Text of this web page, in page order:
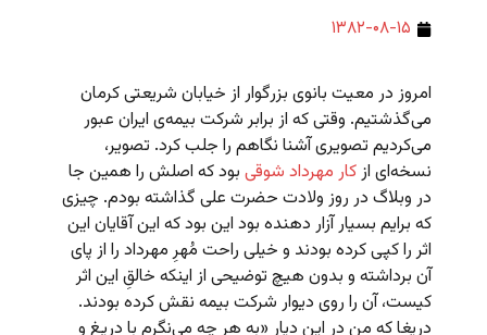
۱۳۸۲-۰۸-۱۵
امروز در معیت بانوی بزرگوار از خیابان شریعتی کرمان
می‌گذشتیم. وقتی که از برابر شرکت بیمه‌ی ایران عبور
می‌کردیم تصویری آشنا نگاهم را جلب کرد. تصویر،
نسخه‌ای از کار مهرداد شوقی بود که اصلش را همین جا
در وبلاگ در روز ولادت حضرت علی گذاشته بودم. چیزی
که برایم بسیار آزار دهنده بود این بود که این آقایان این
اثر را کپی کرده بودند و خیلی راحت مُهرِ مهرداد را از پای
آن برداشته و بدون هیچ توضیحی از اینکه خالقِ این اثر
کیست، آن را روی دیوار شرکت بیمه نقش کرده بودند.
دریغا که من در این دیار «به هر چه می‌نگرم با دریغ و